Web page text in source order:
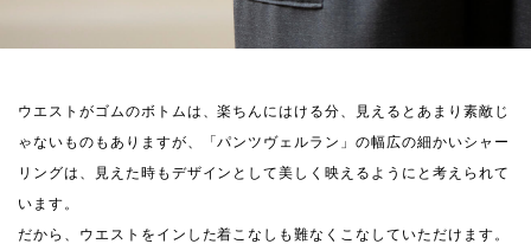
ウエストがゴムのボトムは、楽ちんにはける分、見えるとあまり素敵じ
ゃないものもありますが、「パンツヴェルラン」の幅広の細かいシャー
リングは、見えた時もデザインとして美しく映えるようにと考えられて
います。
だから、ウエストをインした着こなしも難なくこなしていただけます。